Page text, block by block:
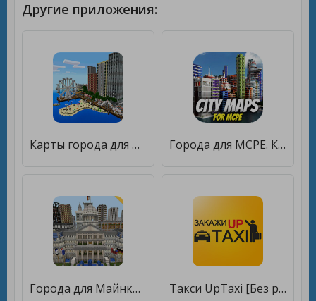
Другие приложения:
Карты города для mcpe [Без рекламы] Города для MCPE. Карты городов. [Полная версия]
Города для Майнкрафта [Без рекламы] Такси UpTaxi [Без рекламы]